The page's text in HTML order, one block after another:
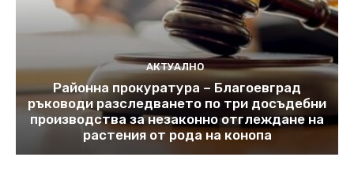
АКТУАЛНО
Районна прокуратура – Благоевград
ръководи разследването по три досъдебни
производства за незаконно отглеждане на
растения от рода на конопа